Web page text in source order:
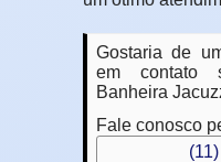
Gostaria de
em contato
Banheira
Fale conosco